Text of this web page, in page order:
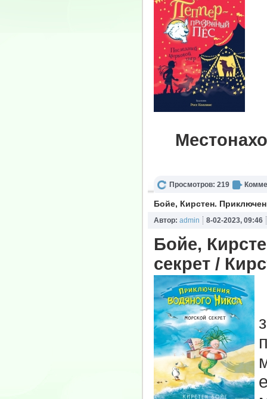
Просмотров: 219
Бойе, Кирстен.
Автор: admin 8-02-2023, 09:46
Бойе,
секрет /